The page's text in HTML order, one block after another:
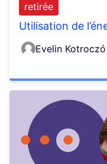
Utilisation de
retirée
Evelin Kotroczó